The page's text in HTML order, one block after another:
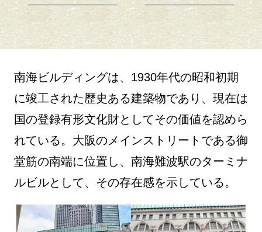
南海ビルディングは、1930年代の昭和初期
に竣工された歴史ある建築物であり、現在は
国の登録有形文化財としてその価値を認めら
れている。大阪のメインストリートである御
堂筋の南端に位置し、南海難波駅のターミナ
ルビルとして、その存在感を示している。